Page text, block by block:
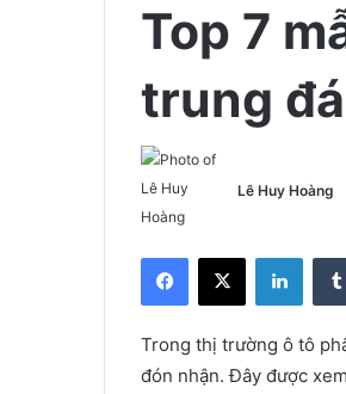
Top 7
trung
Lê Huy Hoàng
Facebook
X
Trong thị trường ô tô
đón nhận. Đây được